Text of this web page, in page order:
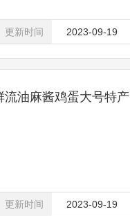
更新时间 2023-09-19
油麻酱鸡蛋大号特产
更新时间 2023-09-19